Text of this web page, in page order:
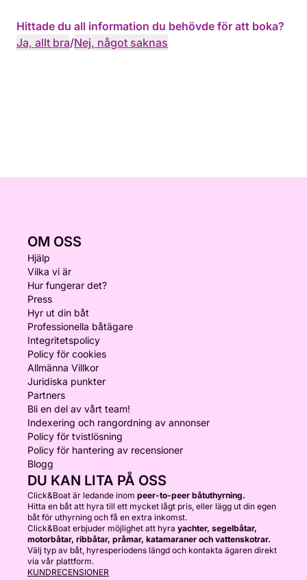
Hittade du all information du behövde för att boka?
Ja, allt bra/Nej, något saknas
OM OSS
Hjälp
Vilka vi är
Hur fungerar det?
Press
Hyr ut din båt
Professionella båtägare
Integritetspolicy
Policy för cookies
Allmänna Villkor
Juridiska punkter
Partners
Bli en del av vårt team!
Indexering och rangordning av annonser
Policy för tvistlösning
Policy för hantering av recensioner
Blogg
DU KAN LITA PÅ OSS
Click&Boat är ledande inom peer-to-peer båtuthyrning.
Hitta en båt att hyra till ett mycket lågt pris, eller lägg ut din egen
båt för uthyrning och få en extra inkomst.
Click&Boat erbjuder möjlighet att hyra yachter, segelbåtar,
motorbåtar, ribbåtar, pråmar, katamaraner och vattenskotrar.
Välj typ av båt, hyresperiodens längd och kontakta ägaren direkt
via vår plattform.
KUNDRECENSIONER